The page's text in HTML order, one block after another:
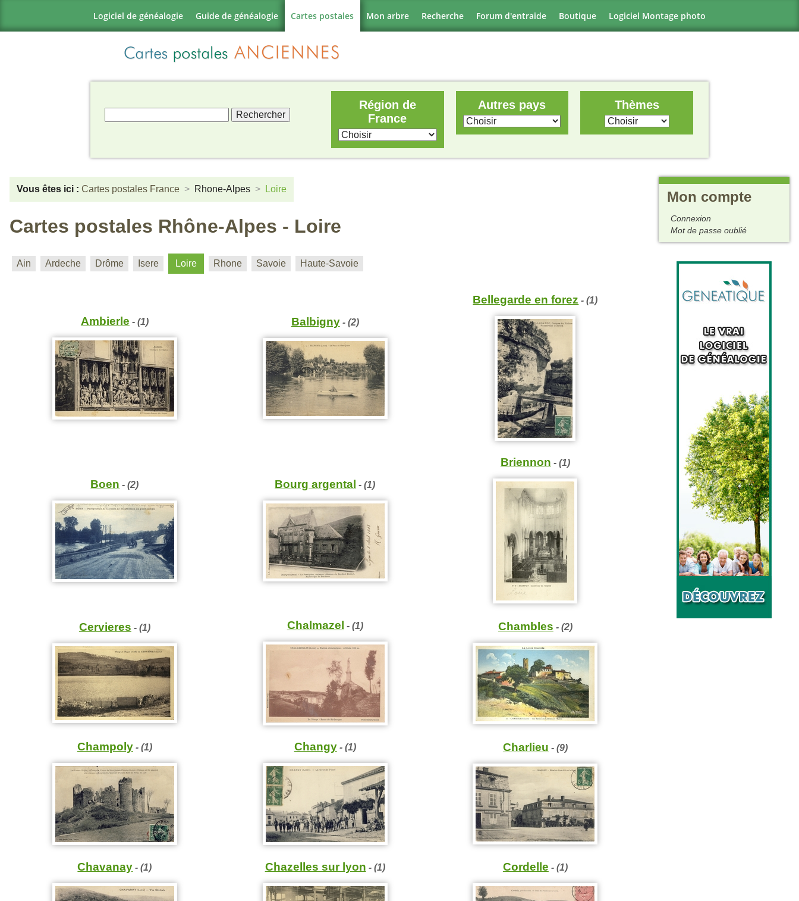
Logiciel de généalogie Guide de généalogie Cartes postales Mon arbre Recherche Forum d'entraide Boutique Logiciel Montage photo
Région de
France
Autres pays Thèmes
Vous êtes ici : Cartes postales France Rhone-Alpes Loire
Cartes postales Rhône-Alpes - Loire
Ain Ardeche Drôme Isere Loire Rhone Savoie Haute-Savoie
Ambierle - (1) Balbigny- (2)
Bellegarde en forez - (1)
Boen - (2) Bourg argental - (1)
Briennon - (1)
Cervieres - (1) Chalmazel - (1) Chambles - (2)
Champoly- (1) Changy- (1) Charlieu - (9)
Chavanay - (1) Chazelles sur lyon - (1) Cordelle - (1)
Mon compte
Connexion
Mot de passe oublié